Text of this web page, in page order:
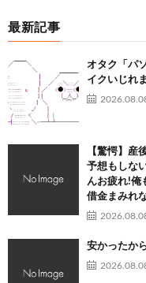
最新記事
オタク「パ
イクいじれ
【驚愕】産
予想もしな
んお疲れ!俺
借金まみれ
安かったか